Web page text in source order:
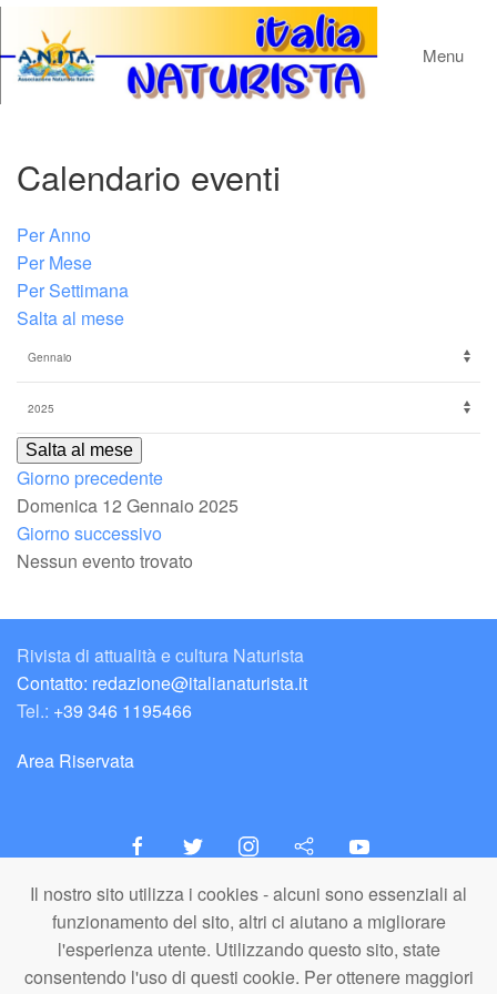
Il nostro sito utilizza i cookies - alcuni sono essenziali al
funzionamento del sito, altri ci aiutano a migliorare
l'esperienza utente. Utilizzando questo sito, state
consentendo l'uso di questi cookie. Per ottenere maggiori
Menu
Calendario eventi
Per Anno
Per Mese
Per Settimana
Salta al mese
Salta al mese
Giorno precedente
Domenica 12 Gennaio 2025
Giorno successivo
Nessun evento trovato
Rivista di attualità e cultura Naturista
Contatto: redazione@italianaturista.it
Tel.: +39 346 1195466
Area Riservata
italiaNATURISTA
Editore e Redazione
A.N.ITA. Associazione Naturista Italiana (APS)
C.F. 80203710159